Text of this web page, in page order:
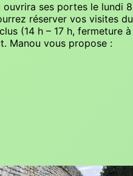
ouvrira ses portes le lundi 8
réserver vos visites du
(14 h – 17 h, fermeture à
Manou vous propose :